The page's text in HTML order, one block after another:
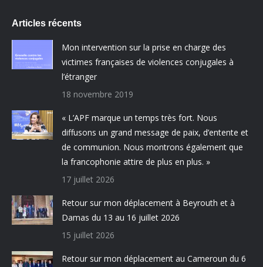
Articles récents
Mon intervention sur la prise en charge des
victimes françaises de violences conjugales à
l’étranger
18 novembre 2019
« L’APF marque un temps très fort. Nous
diffusons un grand message de paix, d’entente et
de communion. Nous montrons également que
la francophonie attire de plus en plus. »
17 juillet 2026
Retour sur mon déplacement à Beyrouth et à
Damas du 13 au 16 juillet 2026
15 juillet 2026
Retour sur mon déplacement au Cameroun du 6